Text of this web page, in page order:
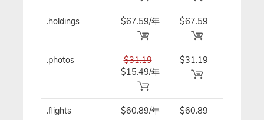
.holdings $67.59/年 $67.59
.photos
$31.19
$15.49/年
$31.19
.flights $60.89/年 $60.89